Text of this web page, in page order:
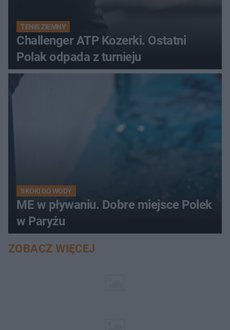
TENIS ZIEMNY
Challenger ATP Kozerki. Ostatni
Polak odpada z turnieju
SKOKI DO WODY
ME w pływaniu. Dobre miejsce Polek
w Paryżu
ZOBACZ WIĘCEJ